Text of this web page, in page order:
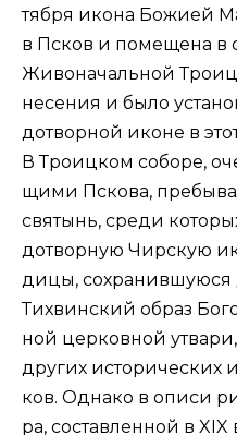
тяб­ря ико­на Бо­жи­ей
в Псков и по­ме­ще­на в
Жи­во­на­чаль­ной
не­се­ния и бы­ло
до­твор­ной иконе в
В Тро­иц­ком со­бо­ре,
щи­ми Пско­ва,
свя­тынь, сре­ди
до­твор­ную Чир­скую
ди­цы, со­хра­нив­шу­ю­ся
Тих­вин­ский об­раз
ной цер­ков­ной
дру­гих ис­то­ри­че­ских
ков. Од­на­ко в опи­си
ра, со­став­лен­ной в